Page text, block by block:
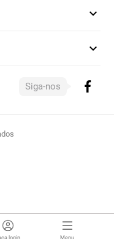
login Menu
expand_more
expand_more
Siga-nos